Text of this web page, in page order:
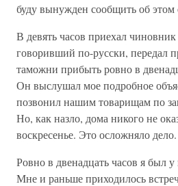
буду вынужден сообщить об этом
В девять часов приехал
говоривший по-русски, передал
таможни прибыть ровно в
Он выслушал мое подробное
позвонил нашим товарищам по
Но, как назло, дома никого не
воскресенье. Это осложняло дело.
Ровно в двенадцать часов я был
Мне и раньше приходилось